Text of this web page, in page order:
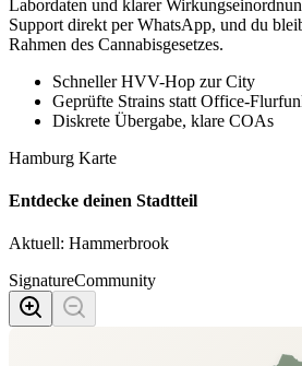
Labordaten und klarer
Support direkt per WhatsApp, und du
Rahmen des Cannabisgesetzes.
Schneller HVV-Hop zur City
Geprüfte Strains statt Office-
Diskrete Übergabe, klare COAs
Hamburg Karte
Entdecke deinen Stadtteil
Aktuell: Hammerbrook
SignatureCommunity